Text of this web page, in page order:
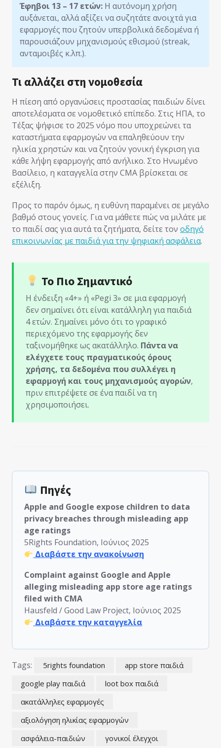
Έφηβοι 13 – 17 ετών: Η αυτόνομη χρήση
αυξάνεται, αλλά αξίζει να συζητάτε ανοιχτά για
εφαρμογές που ζητούν υπερβολικά δεδομένα ή
παρουσιάζουν μηχανισμούς εθισμού (streak,
ανταμοιβές κ.λπ.).
Τι αλλάζει στη νομοθεσία
Η πίεση από οργανώσεις προστασίας παιδιών δίνει
αποτελέσματα σε νομοθετικό επίπεδο. Στις ΗΠΑ, το
Τέξας ψήφισε το 2025 νόμο που υποχρεώνει τα
καταστήματα εφαρμογών να επαληθεύουν την
ηλικία χρηστών και να ζητούν γονική έγκριση για
κάθε λήψη εφαρμογής από ανήλικο. Στο Ηνωμένο
Βασίλειο, η καταγγελία στην CMA βρίσκεται σε
εξέλιξη.
Προς το παρόν όμως, η ευθύνη παραμένει σε μεγάλο
βαθμό στους γονείς. Για να μάθετε πώς να μιλάτε με
το παιδί σας για αυτά τα ζητήματα, δείτε τον οδηγό
επικοινωνίας με παιδιά για την ψηφιακή ασφάλεια.
Το Πιο Σημαντικό
Η ένδειξη «4+» ή «Pegi 3» σε μια εφαρμογή
δεν σημαίνει ότι είναι κατάλληλη για παιδιά
4 ετών. Σημαίνει μόνο ότι το γραφικό
περιεχόμενο της εφαρμογής δεν
ταξινομήθηκε ως ακατάλληλο. Πάντα να
ελέγχετε τους πραγματικούς όρους
χρήσης, τα δεδομένα που συλλέγει η
εφαρμογή και τους μηχανισμούς αγορών,
πριν επιτρέψετε σε ένα παιδί να τη
χρησιμοποιήσει.
Πηγές
Apple and Google expose children to data
privacy breaches through misleading app
age ratings
5Rights Foundation, Ιούνιος 2025
Διαβάστε την ανακοίνωση
Complaint against Google and Apple
alleging misleading app store age ratings
filed with CMA
Hausfeld / Good Law Project, Ιούνιος 2025
Διαβάστε την καταγγελία
Tags: 5rights foundation
app store παιδιά
google play παιδιά
loot box παιδιά
ακατάλληλες εφαρμογές
αξιολόγηση ηλικίας εφαρμογών
ασφάλεια-παιδιών
γονικοί έλεγχοι